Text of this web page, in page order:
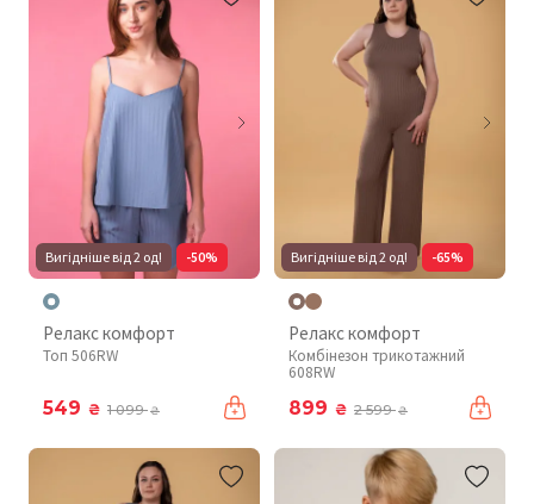
Вигідніше від 2 од! -50%
Релакс комфорт
Топ 506RW
549 ₴ 1 099₴
Вигідніше від 2 од! -65%
Релакс комфорт
Комбінезон трикотажний
608RW
899 ₴ 2 599₴